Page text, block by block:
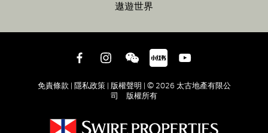
遨遊世界
免責條款 | 隱私政策 | 版權聲明 | © 2026 太古地產有限公
司 版權所有